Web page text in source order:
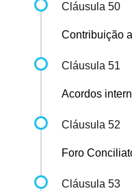
Cláusula 50
Contribuição
Cláusula 51
Acordos
Cláusula 52
Foro
Cláusula 53